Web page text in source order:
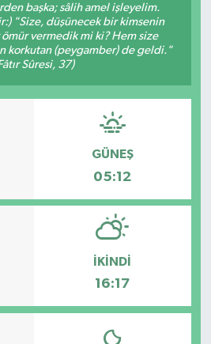
başka; sâlih amel işleyelim.
"Size, düşünecek bir kimsenin
vermedik mi ki? Hem size
korkutan (peygamber) de geldi."
Sûresi, 37)
GÜNEŞ
05:12
İKINDI
16:17